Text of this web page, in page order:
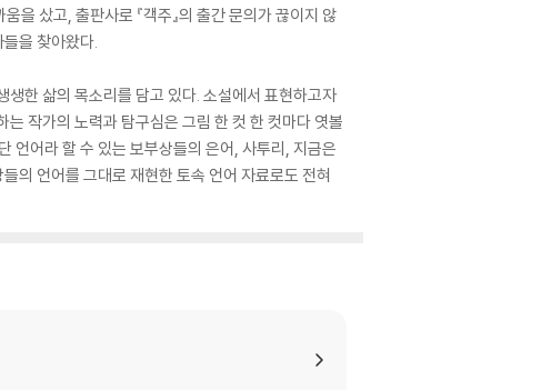
을 샀고, 출판사로 『객주』의 출간 문의가 끊이지 않
을 찾아왔다.
생한 삶의 목소리를 담고 있다. 소설에서 표현하고자
작가의 노력과 탐구심은 그림 한 컷 한 컷마다 엿볼
언어라 할 수 있는 보부상들의 은어, 사투리, 지금은
의 언어를 그대로 재현한 토속 언어 자료로도 전혀